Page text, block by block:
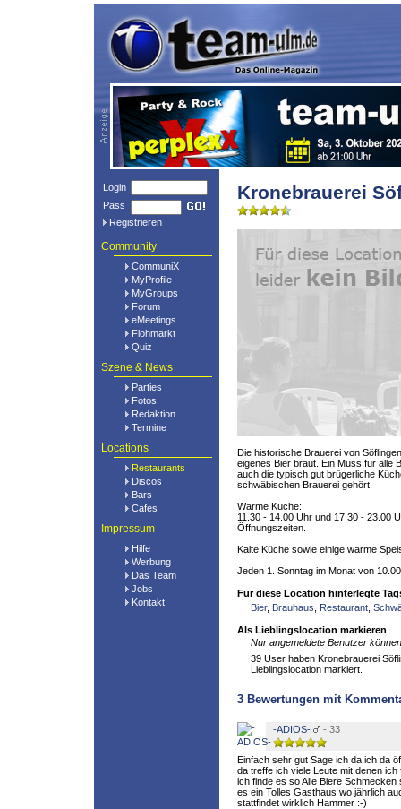
Login
Pass
Registrieren
Community
CommuniX
MyProfile
MyGroups
Forum
eMeetings
Flohmarkt
Quiz
Szene & News
Parties
Fotos
Redaktion
Termine
Locations
Restaurants
Discos
Bars
Cafes
Impressum
Hilfe
Werbung
Das Team
Jobs
Kontakt
Kronebrauerei
Die historische Brauerei von
eigenes Bier braut. Ein Muss für alle
auch die typisch gut brügerliche
schwäbischen Brauerei gehört.
Warme Küche:
11.30 - 14.00 Uhr und 17.30 - 23.00
Öffnungszeiten.
Kalte Küche sowie einige warme
Jeden 1. Sonntag im Monat von
Für diese Location hinterlegte
Bier, Brauhaus Restaurant
Als Lieblingslocation markieren
Nur angemeldete Benutzer
39 User haben Kronebrauerei
Lieblingslocation markiert.
3 Bewertungen mit
-ADIOS- - 33
Einfach sehr gut Sage ich da ich da
da treffe ich viele Leute mit denen
ich finde es so Alle Biere
es ein Tolles Gasthaus wo jährlich
stattfindet wirklich Hammer :-)